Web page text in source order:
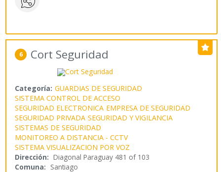
6 Cort Seguridad
Categoría: GUARDIAS DE SEGURIDAD
SISTEMA CONTROL DE ACCESO
SEGURIDAD ELECTRONICA EMPRESA DE SEGURIDAD
SEGURIDAD PRIVADA SEGURIDAD Y VIGILANCIA
SISTEMAS DE SEGURIDAD
MONITOREO A DISTANCIA - CCTV
SISTEMA VISUALIZACION POR VOZ
Dirección: Diagonal Paraguay 481 of 103
Comuna: Santiago